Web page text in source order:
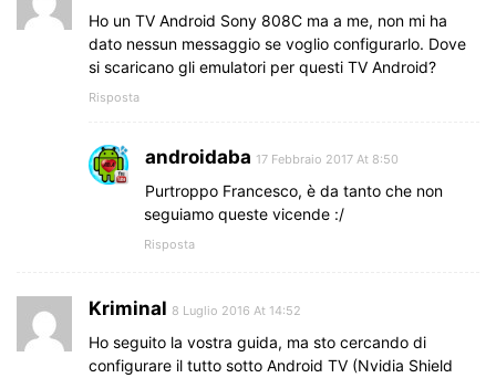
Ho un TV Android Sony 808C ma a me, non mi ha
dato nessun messaggio se voglio configurarlo. Dove
si scaricano gli emulatori per questi TV Android?
Risposta
androidaba 17 Febbraio 2017 At 8:50
Purtroppo Francesco, è da tanto che non
seguiamo queste vicende :/
Risposta
Kriminal 8 Luglio 2016 At 14:52
Ho seguito la vostra guida, ma sto cercando di
configurare il tutto sotto Android TV (Nvidia Shield